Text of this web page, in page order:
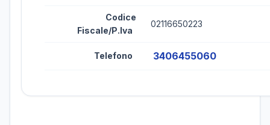
Codice
Fiscale/P.Iva
02116650223
Telefono 3406455060